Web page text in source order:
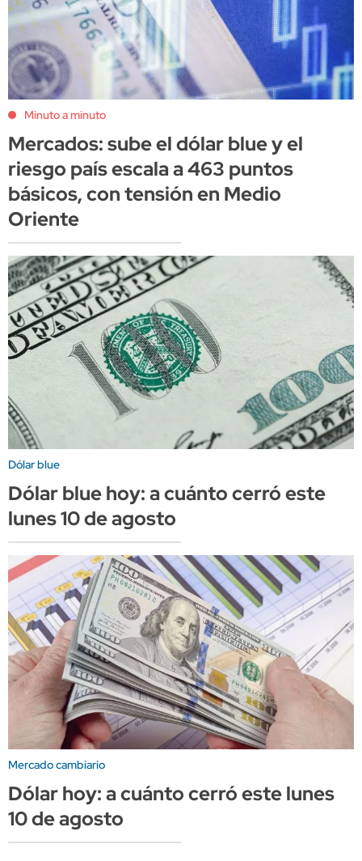
Minuto a minuto
Mercados: sube el dólar blue y el
riesgo país escala a 463 puntos
básicos, con tensión en Medio
Oriente
Dólar blue
Dólar blue hoy: a cuánto cerró este
lunes 10 de agosto
Mercado cambiario
Dólar hoy: a cuánto cerró este lunes
10 de agosto